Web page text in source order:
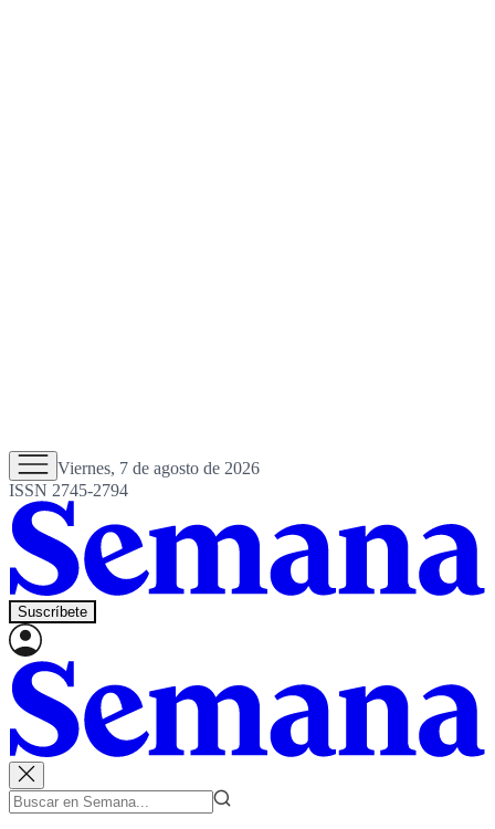
Viernes, 7 de agosto de 2026
ISSN 2745-2794
Suscríbete